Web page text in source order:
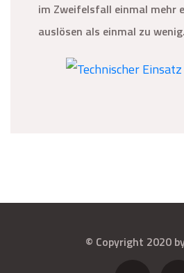
im Zweifelsfall einmal mehr
auslösen als einmal zu wenig.
© Copyright 2020